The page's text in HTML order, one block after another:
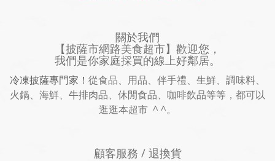
關於我們
【披薩市網路美食超市】歡迎您，
我們是你家庭採買的線上好鄰居。
冷凍披薩專門家！ 從食品、用品、伴手禮、生鮮、調味料、
火鍋、海鮮、牛排肉品、休閒食品、咖啡飲品等等，都可以
逛逛本超市 ^ ^。
顧客服務 / 退換貨